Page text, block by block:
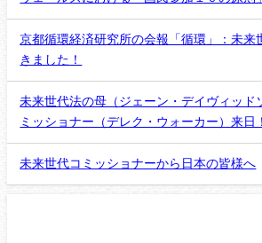
京都循環経済研究所の会報「循環」：未来
きました！
未来世代法の母（ジェーン・デイヴィッド
ミッショナー（デレク・ウォーカー）来日！
未来世代コミッショナーから日本の皆様へ